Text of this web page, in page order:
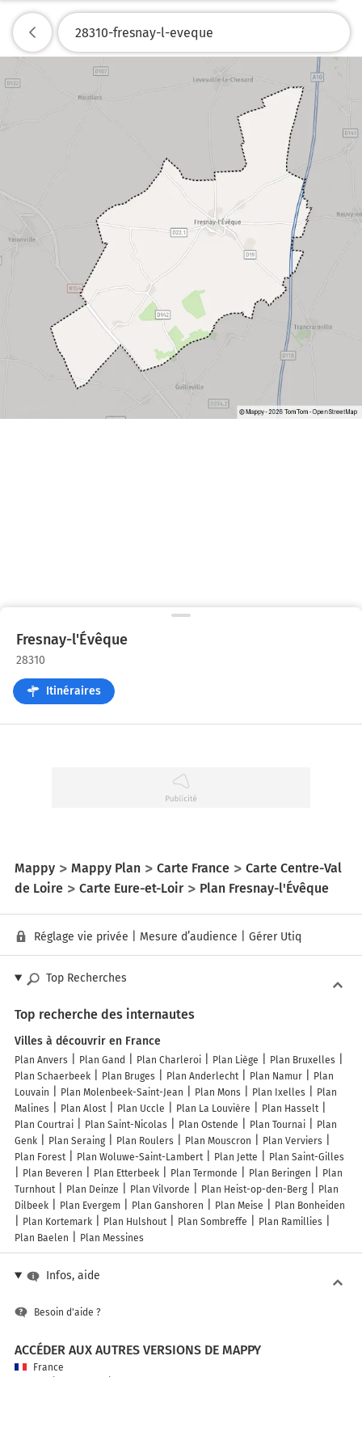
Fresnay-l'Évêque
28310
Itinéraires
Mappy Mappy Plan Carte France
Carte Centre-Val
de Loire
Carte Eure-et-Loir Plan Fresnay-l'Évêque
Réglage vie privée Mesure d’audience Gérer Utiq
Top Recherches
Top recherche des internautes
Villes à découvrir en France
Plan Anvers Plan Gand Plan Charleroi Plan Liège
Plan Bruxelles
Plan Schaerbeek
Plan Bruges Plan Anderlecht Plan Namur
Plan
Louvain
Plan Molenbeek-Saint-Jean Plan Mons Plan Ixelles
Plan
Malines
Plan Alost Plan Uccle Plan La Louvière
Plan Hasselt
Plan Courtrai
Plan Saint-Nicolas Plan Ostende Plan Tournai
Plan
Genk
Plan Seraing Plan Roulers Plan Mouscron
Plan Verviers
Plan Forest
Plan Woluwe-Saint-Lambert Plan Jette
Plan Saint-Gilles
Plan Beveren
Plan Etterbeek Plan Termonde Plan Beringen
Plan
Turnhout
Plan Deinze Plan Vilvorde Plan Heist-op-den-Berg
Plan
Dilbeek
Plan Evergem Plan Ganshoren Plan Meise
Plan Bonheiden
Plan Kortemark
Plan Hulshout Plan Sombreffe
Plan Ramillies
Plan Baelen
Plan Messines
Infos, aide
Besoin d'aide ?
ACCÉDER AUX AUTRES VERSIONS DE MAPPY
France